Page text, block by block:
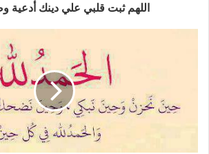
اللهم ثبت قلبي علي دينك أدعية